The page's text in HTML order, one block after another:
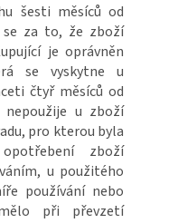
šesti měsíců od
za to, že zboží
je oprávněn
se vyskytne u
čtyř měsíců od
u zboží
pro kterou byla
zboží
u použitého
používání nebo
při převzetí